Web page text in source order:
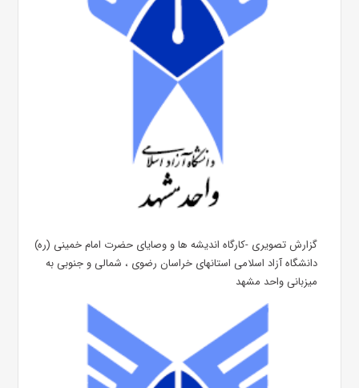
گزارش تصویری -کارگاه اندیشه ها و وصایای حضرت امام خمینی (ره)
دانشگاه آزاد اسلامی استانهای خراسان رضوی ، شمالی و جنوبی به
میزبانی واحد مشهد